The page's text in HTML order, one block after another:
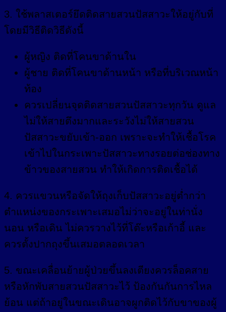
3. ใช้พลาสเตอร์ยึดติดสายสวนปัสสาวะให้อยู่กับที่
โดยมีวิธีติดวิธีดังนี้
ผู้หญิง ติดที่โคนขาด้านใน
ผู้ชาย ติดที่โคนขาด้านหน้า หรือที่บริเวณหน้า
ท้อง
ควรเปลี่ยนจุดติดสายสวนปัสสาวะทุกวัน ดูแล
ไม่ให้สายตึงมากและระวังไม่ให้สายสวน
ปัสสาวะขยับเข้า-ออก เพราะจะทำให้เชื้อโรค
เข้าไปในกระเพาะปัสสาวะทางรอยต่อช่องทาง
ข้าวของสายสวน ทำให้เกิดการติดเชื้อได้
4. ควรแขวนหรือจัดให้ถุงเก็บปัสสาวะอยู่ต่ำกว่า
ตำแหน่งของกระเพาะเสมอไม่ว่าจะอยู่ในท่านั่ง
นอน หรือเดิน ไม่ควรวางไว้ที่โต๊ะหรือเก้าอี้ และ
ควรตั้งปากถุงขึ้นเสมอตลอดเวลา
5. ขณะเคลื่อนย้ายผู้ป่วยขึ้นลงเตียงควรล็อคสาย
หรือหักพับสายสวนปัสสาวะไว้ ป้องกันกันการไหล
ย้อน แต่ถ้าอยู่ในขณะเดินอาจผูกติดไว้กับขาของผู้